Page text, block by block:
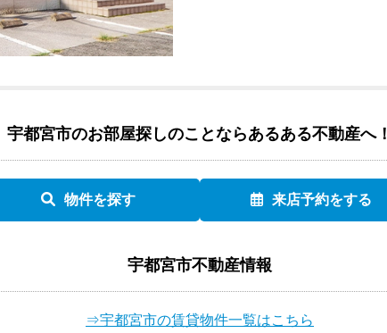
宇都宮市のお部屋探しのことならあるある不動産へ！
物件を探す 来店予約をする
宇都宮市不動産情報
⇒宇都宮市の賃貸物件一覧はこちら